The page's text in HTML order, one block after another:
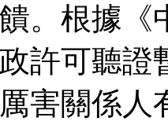
。根據
政許可聽
害關係人